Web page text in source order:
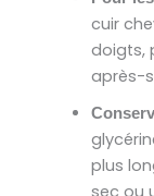
cuir
doigts,
après-
plus
sec ou